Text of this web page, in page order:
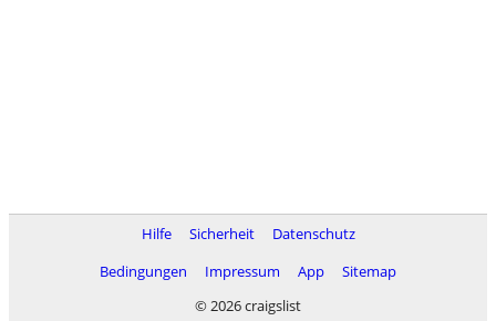
Hilfe Sicherheit
Datenschutz
Bedingungen
Impressum App
Sitemap
© 2026 craigslist